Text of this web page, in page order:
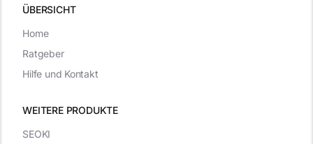
ÜBERSICHT
WEITERE PRODUKTE
SEOKI
Home
Ratgeber
Hilfe und Kontakt